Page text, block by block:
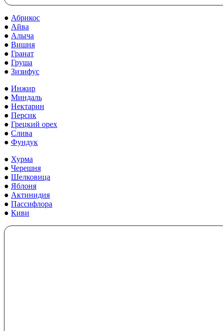
● Абрикос
● Айва
● Алыча
● Вишня
● Гранат
● Груша
● Зизифус
● Инжир
● Миндаль
● Нектарин
● Персик
● Грецкий орех
● Слива
● Фундук
● Хурма
● Черешня
● Шелковица
● Яблоня
● Актинидия
● Пассифлора
● Киви